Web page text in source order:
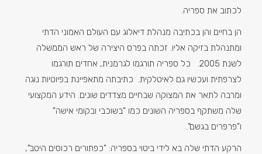
לכתוב את ספריה.
הן בחיים והן בכתיבה מנהלת דיאלוג עם העולם האמוני הדתי
ומתנהלת בזיקה אליו. זכתה בפרס היצירה של ראש הממשלה
לשנת 2005. כל ספריה תורגמו לגרמנית, אחדים תורגמו
לצרפתית ועכשיו גם לאיטלקית. כתיבתה מתאפיינת בפיוטיות נוגה
ומרבה לתאר את המצוקה שבחיים מצדדים שונים. הידע המקצועי
שלה משתקף בספריה השונים כמו "בשוכבי ובקומי אישה"
ו"פרפרים בגשם".
הרקע הדתי שלה בא לידי ביטוי בספריה: "כפתורים רכוסים היטב",